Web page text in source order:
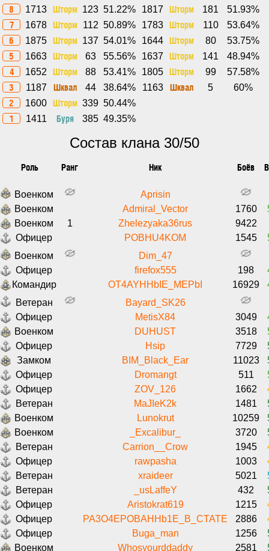
8 1713 Шторм 123 51.22% 1817 Шторм 181 51.93%
7 1678 Шторм 112 50.89% 1783 Шторм 110 53.64%
6 1875 Шторм 137 54.01% 1644 Шторм 80 53.75%
5 1663 Шторм 63 55.56% 1637 Шторм 141 48.94%
4 1652 Шторм 88 53.41% 1805 Шторм 99 57.58%
3 1187 Шквал 44 38.64% 1163 Шквал 5 60%
2 1600 Шторм 339 50.44%
1 1411 Буря 385 49.35%
Состав клана 30/50
Роль Ранг Ник Боёв
Военком
Aprisin
Военком
Admiral_Vector 1760
Военком
1 Zhelezyaka36rus
9422
Офицер
POBHU4KOM 1545
Военком
Dim_47
Офицер
firefox555 198
Командир
OT4AYHHbIE_MEPbI 16929
Ветеран
Bayard_SK26
Офицер
MetisX84 3049
Военком
DUHUST 3518
Офицер
Hsip 7729
Замком
BIM_Black_Ear 11023
Офицер
Dromangt 511
Офицер
ZOV_126 1662
Ветеран
MaJIeK2k 1481
Военком
Lunokrut 10259
Военком
_Excalibur_ 3720
Ветеран
Carrion__Crow 1945
Офицер
rawpasha 1003
Ветеран
xraideer 5021
Ветеран
_usLaffeY 432
Офицер
Aristokrat619 1215
Офицер
PA3O4EPOBAHHb1E_B_CTATE 2886
Офицер
Buga_man 1256
Военком
Whosyourddaddy 2581